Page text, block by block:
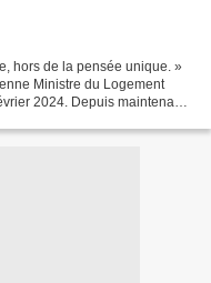
hors de la pensée unique. »
Ministre du Logement
2024. Depuis maintenant